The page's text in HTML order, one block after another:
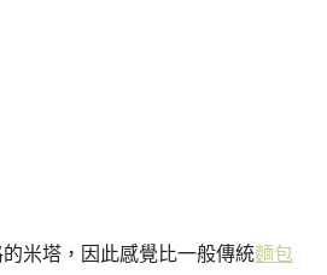
米塔，因此感覺比一般傳統麵包